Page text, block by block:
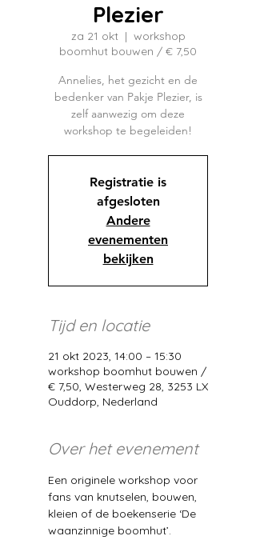
Plezier
za 21 okt
  |
workshop
boomhut bouwen / € 7,50
Annelies, het gezicht en de
bedenker van Pakje Plezier, is
zelf aanwezig om deze
workshop te begeleiden!
Registratie is
afgesloten
Andere
evenementen
bekijken
Tijd en locatie
21 okt 2023, 14:00 – 15:30
workshop boomhut bouwen /
€ 7,50, Westerweg 28, 3253 LX
Ouddorp, Nederland
Over het evenement
Een originele workshop voor
fans van knutselen, bouwen,
kleien of de boekenserie ‘De
waanzinnige boomhut’.